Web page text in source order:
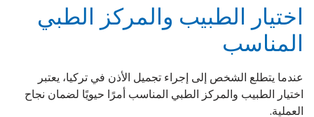
اختيار الطبيب والمركز الطبي
المناسب
عندما يتطلع الشخص إلى إجراء تجميل الأذن في تركيا، يعتبر
اختيار الطبيب والمركز الطبي المناسب أمرًا حيويًا لضمان نجاح
العملية.